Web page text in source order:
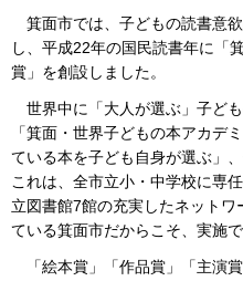
箕面市では、子どもの読書意
し、平成22年の国民読書年に「
賞」を創設しました。
世界中に「大人が選ぶ」子ど
「箕面・世界子どもの本アカデ
ている本を子ども自身が選ぶ」
これは、全市立小・中学校に専
立図書館7館の充実したネット
ている箕面市だからこそ、実施
「絵本賞」「作品賞」「主演